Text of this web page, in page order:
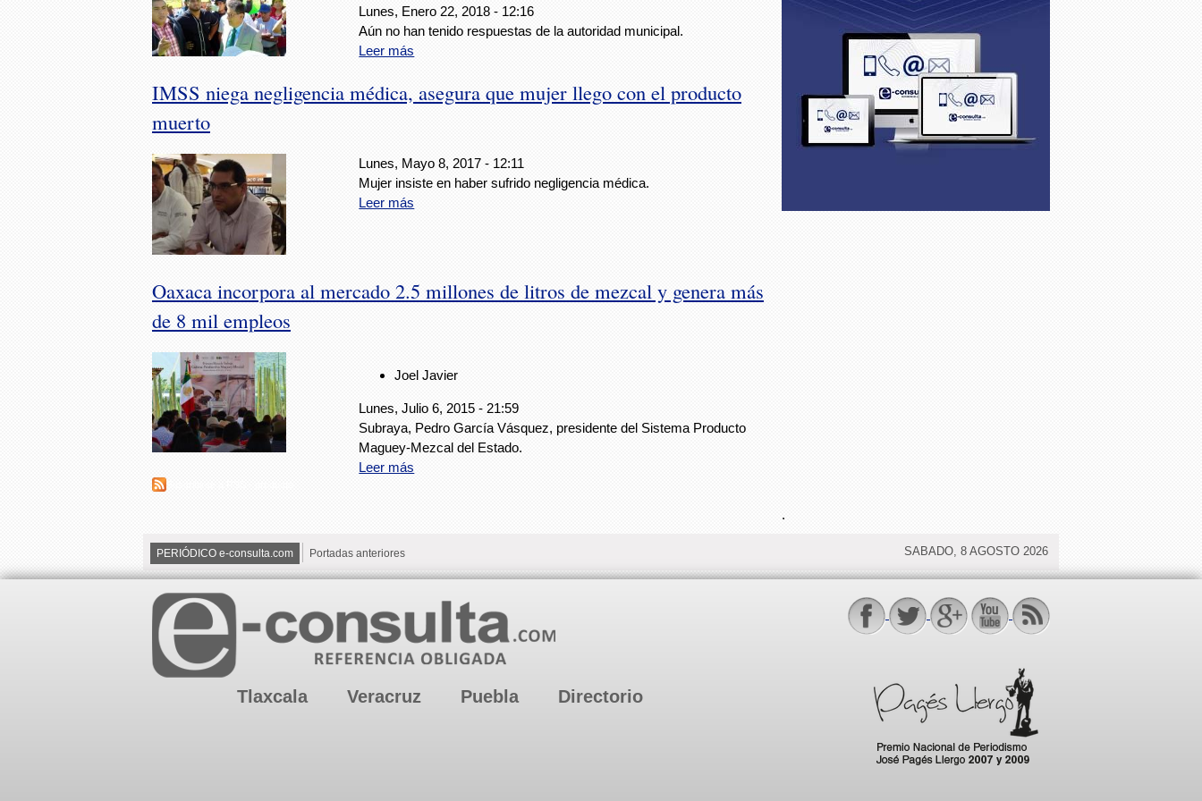
Lunes, Enero 22, 2018 - 12:16
Aún no han tenido respuestas de la autoridad municipal.
Leer más
IMSS niega negligencia médica, asegura que mujer llego con el producto
muerto
Lunes, Mayo 8, 2017 - 12:11
Mujer insiste en haber sufrido negligencia médica.
Leer más
Oaxaca incorpora al mercado 2.5 millones de litros de mezcal y genera más
de 8 mil empleos
Joel Javier
Lunes, Julio 6, 2015 - 21:59
Subraya, Pedro García Vásquez, presidente del Sistema Producto
Maguey-Mezcal del Estado.
Leer más
.
PERIÓDICO e-consulta.com Portadas anteriores SABADO, 8 AGOSTO 2026
Tlaxcala Veracruz Puebla Directorio